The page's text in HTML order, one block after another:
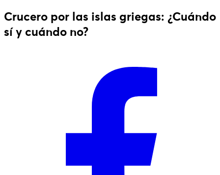
Crucero por las islas griegas: ¿Cuándo
sí y cuándo no?